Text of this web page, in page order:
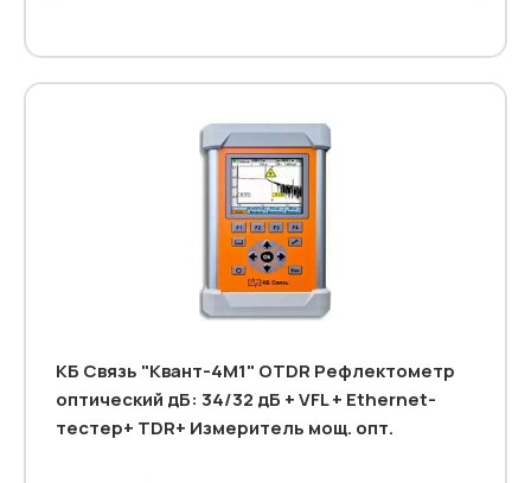
КБ Связь "Квант-4М1" OTDR Рефлектометр
оптический дБ: 34/32 дБ + VFL + Ethernet-
тестер+ TDR+ Измеритель мощ. опт.